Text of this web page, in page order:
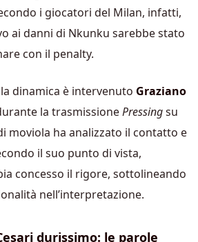
i giocatori del Milan, infatti,
ai danni di Nkunku sarebbe stato
con il penalty.
dinamica è intervenuto Graziano
la trasmissionePressingsu
moviola ha analizzato il contatto e
il suo punto di vista,
concesso il rigore, sottolineando
nell’interpretazione.
durissimo: le parole